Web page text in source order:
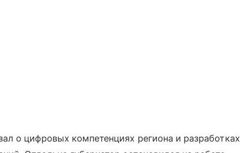
о цифровых компетенциях региона и разработках